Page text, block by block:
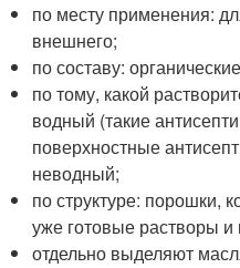
по месту применения:
внешнего;
по составу:
по тому, какой
водный (такие
поверхностные
неводный;
по структуре: порошки,
уже готовые растворы и
отдельно выделяют